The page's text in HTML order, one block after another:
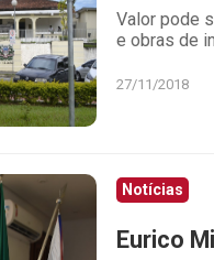
Valor pode
e obras de
27/11/2018
Notícias
Eurico